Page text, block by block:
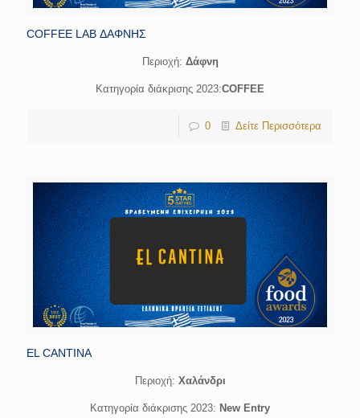
COFFEE LAB ΔΑΦΝΗΣ
Περιοχή: Δάφνη
Κατηγορία διάκρισης 2023:COFFEE
0 Δείτε Περισσότερα
EL CANTINA
Περιοχή: Χαλάνδρι
Κατηγορία διάκρισης 2023: New Entry